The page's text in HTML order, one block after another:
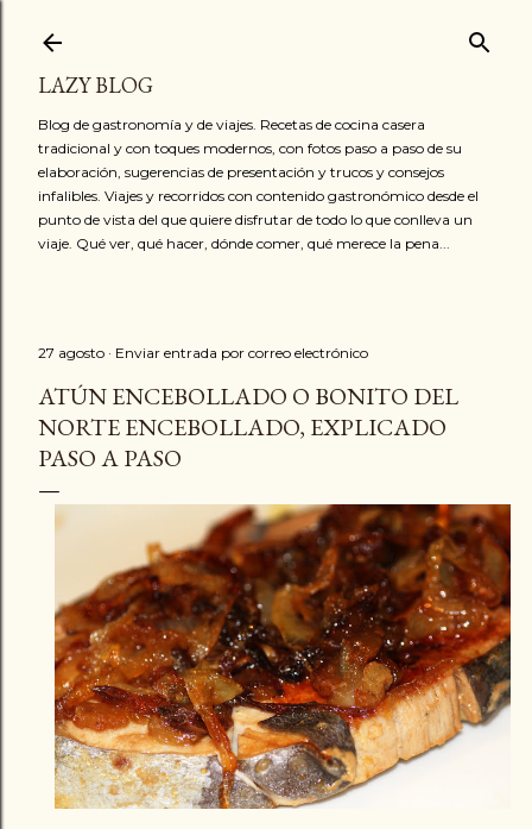
LAZY BLOG
Blog de gastronomía y de viajes. Recetas de cocina casera
tradicional y con toques modernos, con fotos paso a paso de su
elaboración, sugerencias de presentación y trucos y consejos
infalibles. Viajes y recorridos con contenido gastronómico desde el
punto de vista del que quiere disfrutar de todo lo que conlleva un
viaje. Qué ver, qué hacer, dónde comer, qué merece la pena...
27 agosto Enviar entrada por correo electrónico
ATÚN ENCEBOLLADO O BONITO DEL
NORTE ENCEBOLLADO, EXPLICADO
PASO A PASO